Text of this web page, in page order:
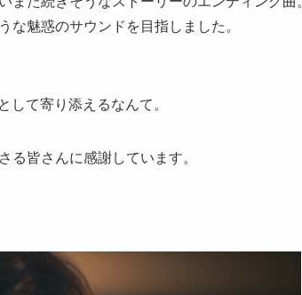
魅惑のサウンドを目指しました。
て寄り添えるなんて。
皆さんに感謝しています。